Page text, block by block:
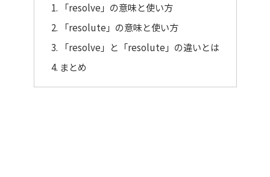
「resolve」の意味と使い方
「resolute」の意味と使い方
「resolve」と「resolute」の違いとは
まとめ